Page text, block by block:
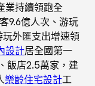
業持續領跑全
9.6億人次、游玩
外匯支出增速領
設計居全國第一
飯店2.5萬家，建
樂齡住宅設計工